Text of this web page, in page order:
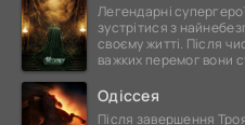
Легендарні
зустрітися з
своєму житті. Після
важких перемог вони
Одіссея
Після завершення